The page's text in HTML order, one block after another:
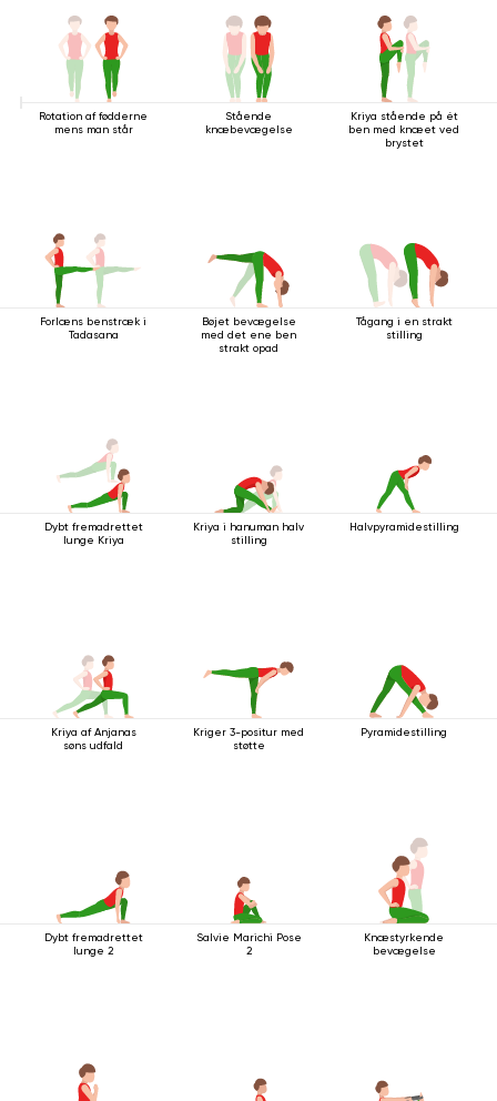
Rotation af fødderne
mens man står
Stående
knæbevægelse
Kriya stående på ét
ben med knæet ved
brystet
Forlæns benstræk i
Tadasana
Bøjet bevægelse
med det ene ben
strakt opad
Tågang i en strakt
stilling
Dybt fremadrettet
lunge Kriya
Kriya i hanuman halv
stilling
Halvpyramidestilling
Kriya af Anjanas
søns udfald
Kriger 3-positur med
støtte
Pyramidestilling
Dybt fremadrettet
lunge 2
Salvie Marichi Pose
2
Knæstyrkende
bevægelse